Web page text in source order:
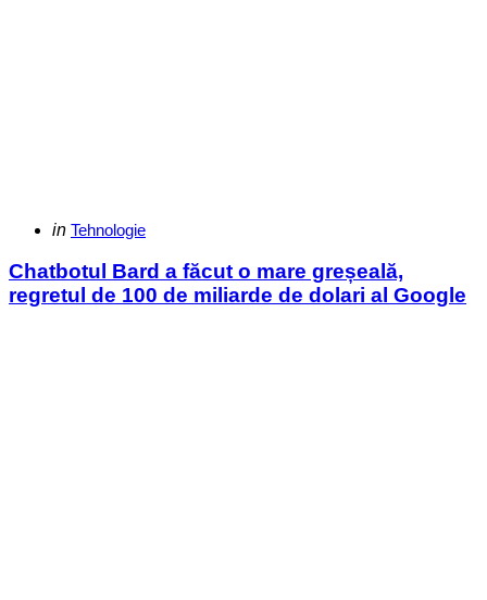
Categories
Posted
in Tehnologie
Chatbotul Bard a făcut o mare greșeală,
regretul de 100 de miliarde de dolari al Google